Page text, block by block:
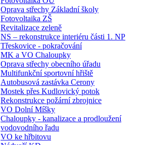
Oprava střechy Základní školy
Fotovoltaika ZŠ
Revitalizace zeleně
NS – rekonstrukce interiéru části 1. NP
Třeskovice - pokračování
MK a VO Chaloupky
Oprava střechy obecního úřadu
Multifunkční sportovní hřiště
Autobusová zastávka Cerony
Mostek přes Kudlovický potok
Rekonstrukce požární zbrojnice
VO Dolní Míšky
Chaloupky - kanalizace a prodloužení
vodovodního řadu
VO ke hřbitovu